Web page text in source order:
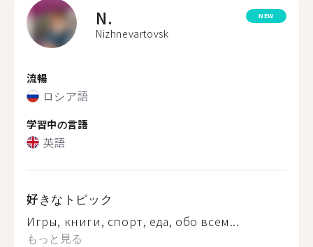
N.
Nizhnevartovsk
NEW
流暢
ロシア語
学習中の言語
英語
好きなトピック
Игры, книги, спорт, еда, обо всем...
もっと見る